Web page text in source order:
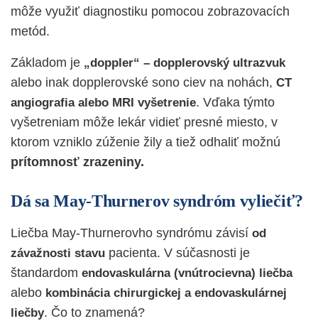
môže využiť diagnostiku pomocou zobrazovacích
metód.
Základom je „doppler“ – dopplerovský ultrazvuk
alebo inak dopplerovské sono ciev na nohách, CT
angiografia alebo MRI vyšetrenie. Vďaka týmto
vyšetreniam môže lekár vidieť presné miesto, v
ktorom vzniklo zúženie žily a tiež odhaliť možnú
prítomnosť zrazeniny.
Dá sa May-Thurnerov syndróm vyliečiť?
Liečba May-Thurnerovho syndrómu závisí od
závažnosti stavu pacienta. V súčasnosti je
štandardom endovaskulárna (vnútrocievna) liečba
alebo kombinácia chirurgickej a endovaskulárnej
liečby. Čo to znamená?